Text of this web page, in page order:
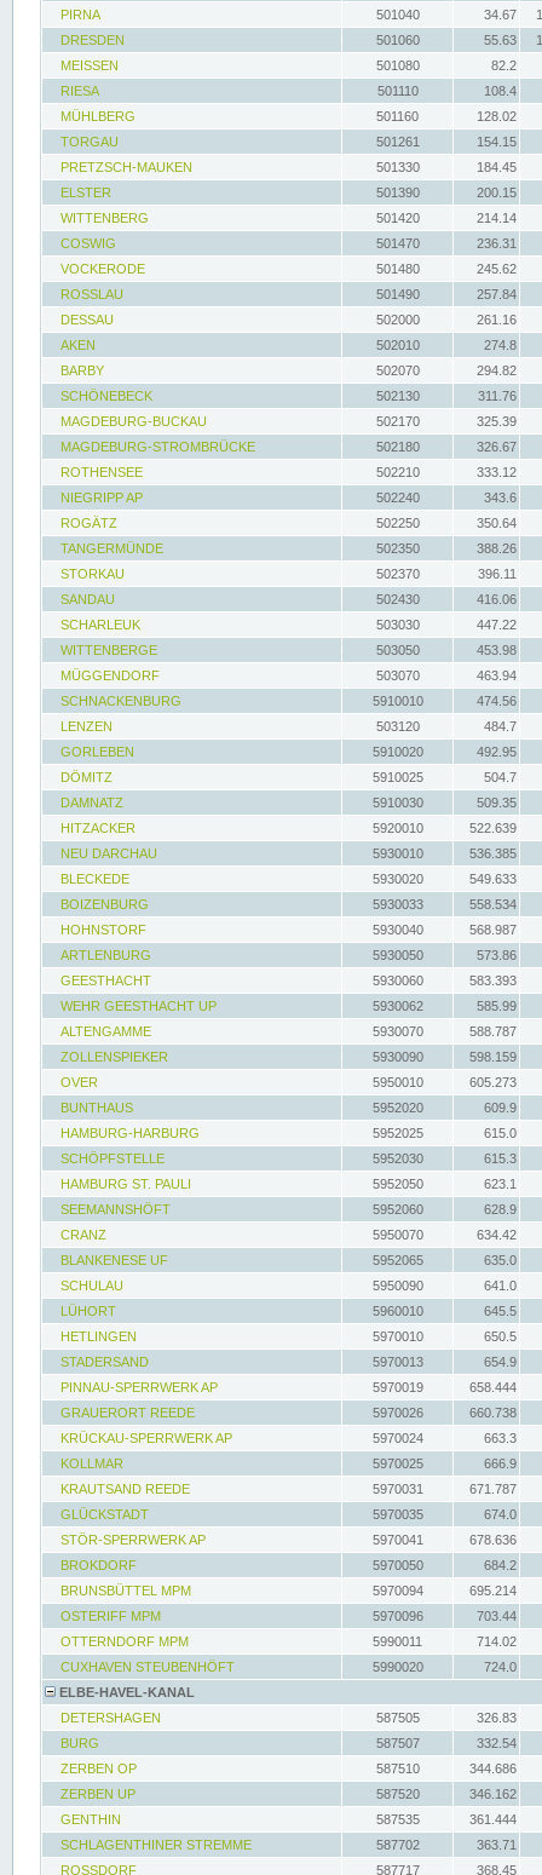
PIRNA
501040 34.67
DRESDEN
501060 55.63
MEISSEN
501080
82.2
RIESA
501110
108.4
MÜHLBERG
501160
128.02
TORGAU
501261
154.15
PRETZSCH-MAUKEN
501330
184.45
ELSTER
501390
200.15
WITTENBERG
501420
214.14
COSWIG
501470
236.31
VOCKERODE
501480
245.62
ROSSLAU
501490
257.84
DESSAU
502000
261.16
AKEN
502010
274.8
BARBY
502070
294.82
SCHÖNEBECK
502130
311.76
MAGDEBURG-BUCKAU
502170
325.39
MAGDEBURG-STROMBRÜCKE
502180
326.67
ROTHENSEE
502210
333.12
NIEGRIPP AP
502240
343.6
ROGÄTZ
502250
350.64
TANGERMÜNDE
502350
388.26
STORKAU
502370
396.11
SANDAU
502430
416.06
SCHARLEUK
503030
447.22
WITTENBERGE
503050
453.98
MÜGGENDORF
503070
463.94
SCHNACKENBURG
5910010
474.56
LENZEN
503120
484.7
GORLEBEN
5910020
492.95
DÖMITZ
5910025
504.7
DAMNATZ
5910030
509.35
HITZACKER
5920010
522.639
NEU DARCHAU
5930010
536.385
BLECKEDE
5930020
549.633
BOIZENBURG
5930033
558.534
HOHNSTORF
5930040
568.987
ARTLENBURG
5930050
573.86
GEESTHACHT
5930060
583.393
WEHR GEESTHACHT UP
5930062
585.99
ALTENGAMME
5930070
588.787
ZOLLENSPIEKER
5930090
598.159
OVER
5950010
605.273
BUNTHAUS
5952020
609.9
HAMBURG-HARBURG
5952025
615.0
SCHÖPFSTELLE
5952030
615.3
HAMBURG ST. PAULI
5952050
623.1
SEEMANNSHÖFT
5952060
628.9
CRANZ
5950070
634.42
BLANKENESE UF
5952065
635.0
SCHULAU
5950090
641.0
LÜHORT
5960010
645.5
HETLINGEN
5970010
650.5
STADERSAND
5970013
654.9
PINNAU-SPERRWERK AP
5970019
658.444
GRAUERORT REEDE
5970026
660.738
KRÜCKAU-SPERRWERK AP
5970024
663.3
KOLLMAR
5970025
666.9
KRAUTSAND REEDE
5970031
671.787
GLÜCKSTADT
5970035
674.0
STÖR-SPERRWERK AP
5970041
678.636
BROKDORF
5970050
684.2
BRUNSBÜTTEL MPM
5970094
695.214
OSTERIFF MPM
5970096
703.44
OTTERNDORF MPM
5990011
714.02
CUXHAVEN STEUBENHÖFT
5990020
724.0
ELBE-HAVEL-KANAL
DETERSHAGEN
587505
326.83
BURG
587507
332.54
ZERBEN OP
587510
344.686
ZERBEN UP
587520
346.162
GENTHIN
587535
361.444
SCHLAGENTHINER STREMME
587702
363.71
ROSSDORF
587717 368.45